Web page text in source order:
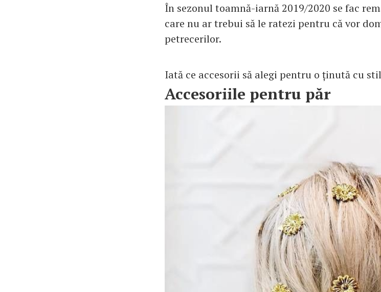
În sezonul toamnă-iarnă 2019/2020 se fac
care nu ar trebui să le ratezi pentru că vor
petrecerilor.
Iată ce accesorii să alegi pentru o ținută cu
Accesoriile pentru păr